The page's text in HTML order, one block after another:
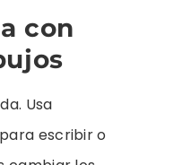
con
Usa
escribir o